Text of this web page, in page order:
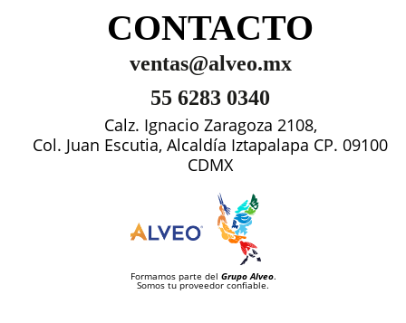
CONTACTO
ventas@alveo.mx
55 6283 0340
Calz. Ignacio Zaragoza 2108,
Col. Juan Escutia, Alcaldía Iztapalapa CP. 09100
CDMX
Formamos parte del Grupo Alveo.
Somos tu proveedor confiable.